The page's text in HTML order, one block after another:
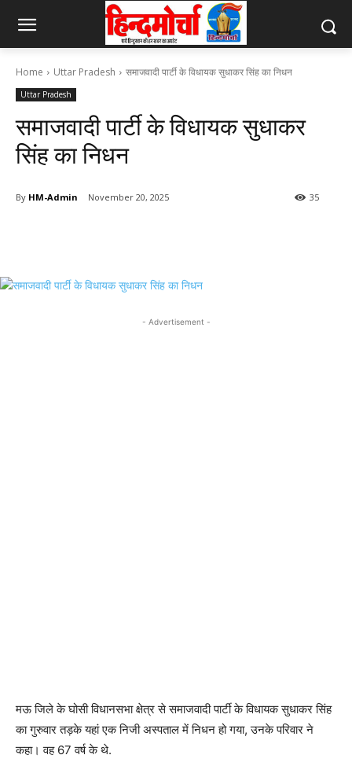
Home Uttar Pradesh समाजवादी पार्टी के विधायक सुधाकर सिंह का निधन
Uttar Pradesh
समाजवादी पार्टी के विधायक सुधाकर
सिंह का निधन
By HM-Admin November 20, 2025 35
- Advertisement -
मऊ जिले के घोसी विधानसभा क्षेत्र से समाजवादी पार्टी के विधायक सुधाकर सिंह
का गुरुवार तड़के यहां एक निजी अस्पताल में निधन हो गया, उनके परिवार ने
कहा। वह 67 वर्ष के थे.